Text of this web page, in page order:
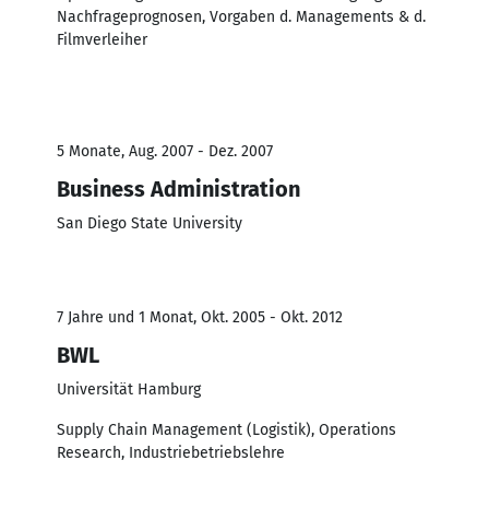
Nachfrageprognosen, Vorgaben d. Managements & d.
Filmverleiher
5 Monate, Aug. 2007 - Dez. 2007
Business Administration
San Diego State University
7 Jahre und 1 Monat, Okt. 2005 - Okt. 2012
BWL
Universität Hamburg
Supply Chain Management (Logistik), Operations
Research, Industriebetriebslehre